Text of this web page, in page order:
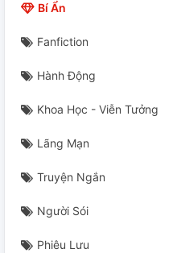
Bí Ẩn
Fanfiction
Hành Động
Khoa Học - Viễn Tưởng
Lãng Mạn
Truyện Ngắn
Người Sói
Phiêu Lưu